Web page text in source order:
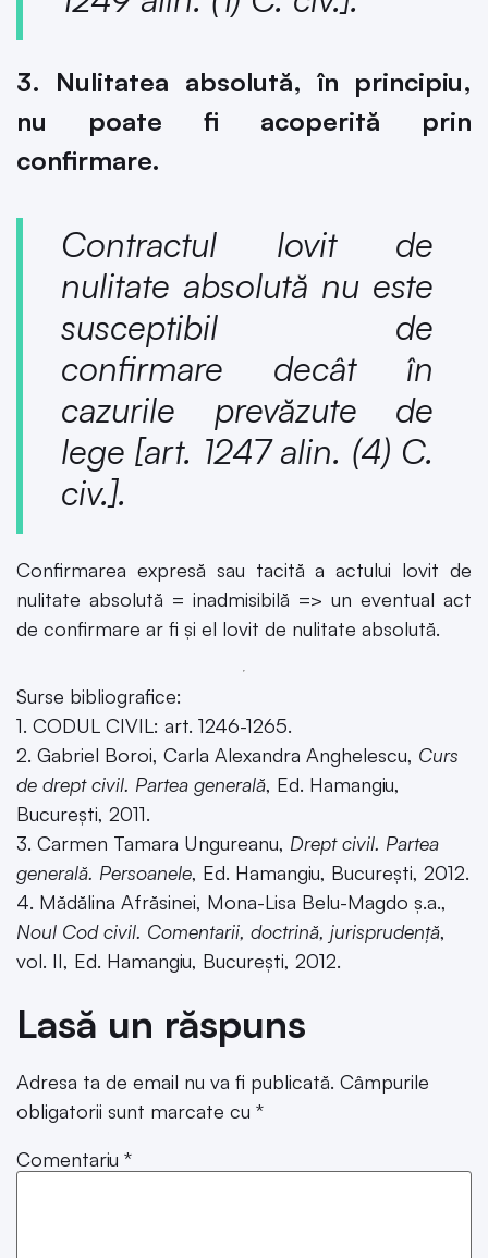
3. Nulitatea absolută, în principiu,
nu poate fi acoperită prin
confirmare.
Contractul lovit de
nulitate absolută nu este
susceptibil de
confirmare decât în
cazurile prevăzute de
lege [art. 1247 alin. (4) C.
civ.].
Confirmarea expresă sau tacită a actului lovit de
nulitate absolută = inadmisibilă => un eventual act
de confirmare ar fi și el lovit de nulitate absolută.
Surse bibliografice:
1. CODUL CIVIL: art. 1246-1265.
2. Gabriel Boroi, Carla Alexandra Anghelescu, Curs
de drept civil. Partea generală, Ed. Hamangiu,
Bucureşti, 2011.
3. Carmen Tamara Ungureanu, Drept civil. Partea
generală. Persoanele, Ed. Hamangiu, București, 2012.
4. Mădălina Afrăsinei, Mona-Lisa Belu-Magdo ș.a.,
Noul Cod civil. Comentarii, doctrină, jurisprudență,
vol. II, Ed. Hamangiu, București, 2012.
Lasă un răspuns
Adresa ta de email nu va fi publicată. Câmpurile
obligatorii sunt marcate cu *
Comentariu *